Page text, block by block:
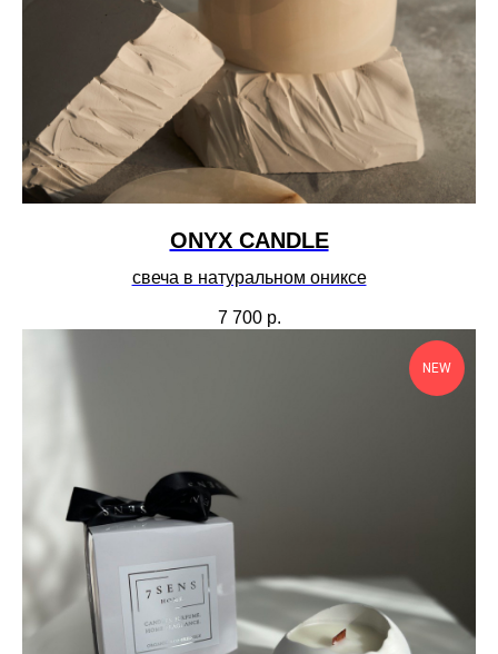
ONYX CANDLE
свеча в натуральном ониксе
7 700 р.
NEW